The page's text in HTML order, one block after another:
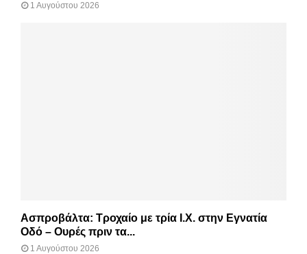
1 Αυγούστου 2026
Ασπροβάλτα: Τροχαίο με τρία Ι.Χ. στην Εγνατία
Οδό – Ουρές πριν τα...
1 Αυγούστου 2026